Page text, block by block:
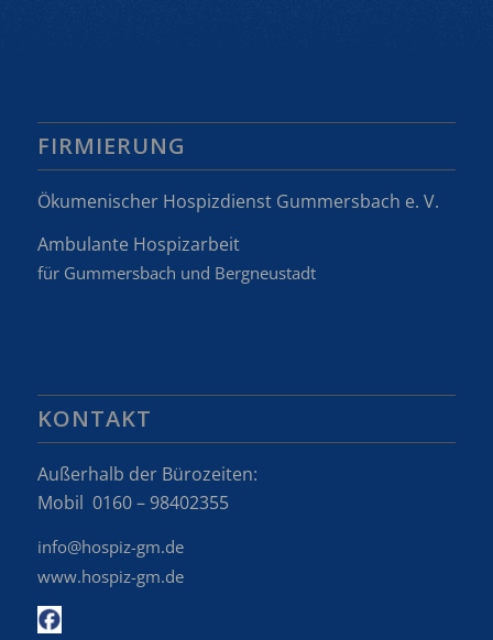
FIRMIERUNG
Ökumenischer Hospizdienst Gummersbach e. V.
Ambulante Hospizarbeit
für Gummersbach und Bergneustadt
KONTAKT
Außerhalb der Bürozeiten:
Mobil 0160 – 98402355
info@hospiz-gm.de
www.hospiz-gm.de